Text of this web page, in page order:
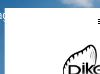
Hopp
til
Hopp
til
Hopp
til